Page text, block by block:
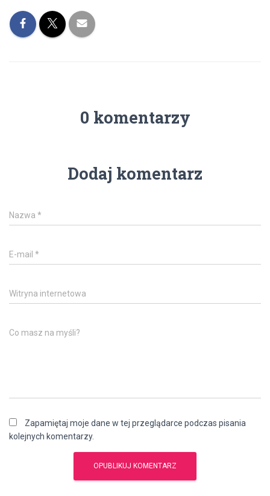
0 komentarzy
Dodaj komentarz
Nazwa *
E-mail *
Witryna internetowa
Co masz na myśli?
Zapamiętaj moje dane w tej przeglądarce podczas pisania
kolejnych komentarzy.